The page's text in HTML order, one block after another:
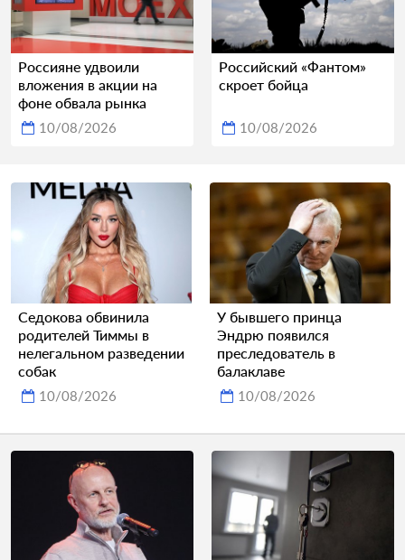
Россияне удвоили
вложения в акции на
фоне обвала рынка
10/08/2026
Российский «Фантом»
скроет бойца
10/08/2026
Седокова обвинила
родителей Тиммы в
нелегальном разведении
собак
10/08/2026
У бывшего принца
Эндрю появился
преследователь в
балаклаве
10/08/2026